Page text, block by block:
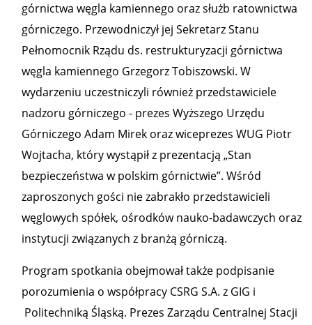
górnictwa węgla kamiennego oraz służb ratownictwa
górniczego. Przewodniczył jej Sekretarz Stanu
Pełnomocnik Rządu ds. restrukturyzacji górnictwa
węgla kamiennego Grzegorz Tobiszowski. W
wydarzeniu uczestniczyli również przedstawiciele
nadzoru górniczego - prezes Wyższego Urzędu
Górniczego Adam Mirek oraz wiceprezes WUG Piotr
Wojtacha, który wystąpił z prezentacją „Stan
bezpieczeństwa w polskim górnictwie”. Wśród
zaproszonych gości nie zabrakło przedstawicieli
węglowych spółek, ośrodków nauko-badawczych oraz
instytucji związanych z branżą górniczą.
Program spotkania obejmował także podpisanie
porozumienia o współpracy CSRG S.A. z GIG i
Politechniką Śląską. Prezes Zarządu Centralnej Stacji